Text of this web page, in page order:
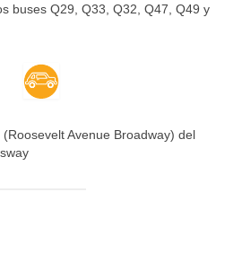
buses Q29, Q33, Q32, Q47, Q49 y
Avenue Broadway) del